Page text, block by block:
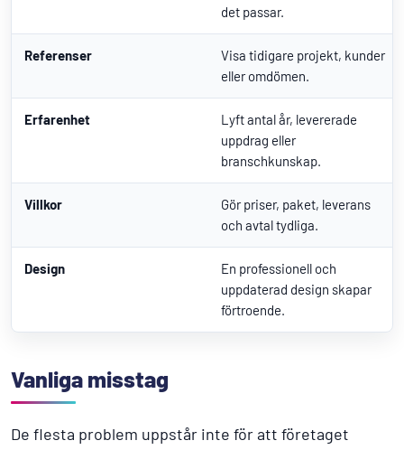
det passar.
Referenser
Visa tidigare projekt, kunder
eller omdömen.
Erfarenhet
Lyft antal år, levererade
uppdrag eller
branschkunskap.
Villkor
Gör priser, paket, leverans
och avtal tydliga.
Design
En professionell och
uppdaterad design skapar
förtroende.
Vanliga misstag
De flesta problem uppstår inte för att företaget